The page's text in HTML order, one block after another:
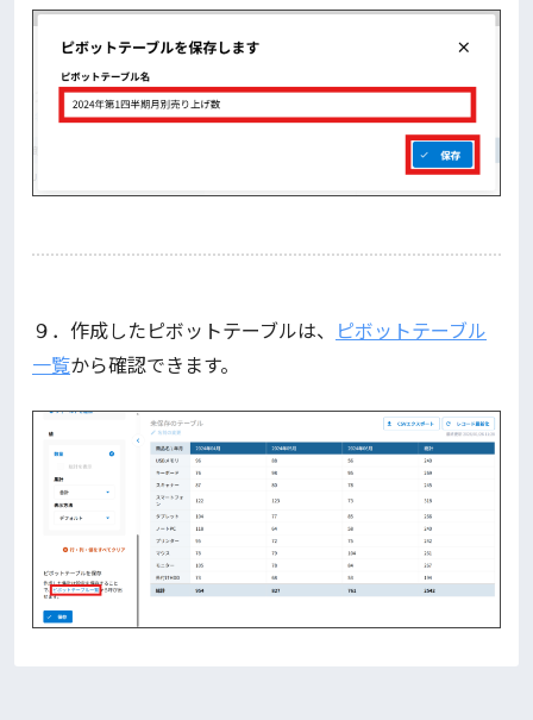
９．作成したピボットテーブルは、 ピボットテーブル
一覧から確認できます。